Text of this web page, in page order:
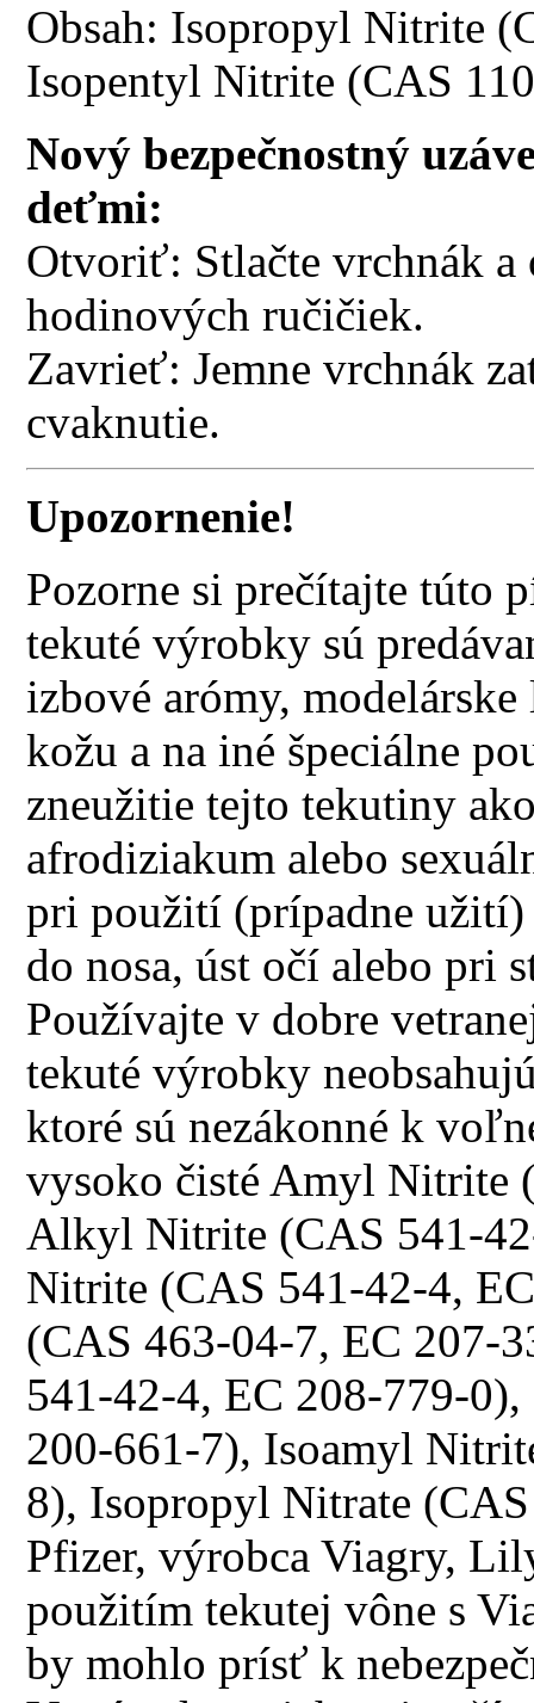
Obsah: Isopropyl Nitrite
Isopentyl Nitrite (CAS
Nový bezpečnostný
deťmi:
Otvoriť: Stlačte vrchnák a
hodinových ručičiek.
Zavrieť: Jemne vrchnák
cvaknutie.
Upozornenie!
Pozorne si prečítajte túto
tekuté výrobky sú
izbové arómy,
kožu a na iné špeciálne
zneužitie tejto tekutiny
afrodiziakum alebo
pri použití (prípadne
do nosa, úst očí alebo pri
Používajte v dobre
tekuté výrobky
ktoré sú nezákonné k
vysoko čisté Amyl Nitrite
Alkyl Nitrite (CAS 541-
Nitrite (CAS 541-42-4,
(CAS 463-04-7, EC 207-
541-42-4, EC 208-779-
200-661-7), Isoamyl
8), Isopropyl Nitrate
Pfizer, výrobca Viagry,
použitím tekutej vône s
by mohlo prísť k